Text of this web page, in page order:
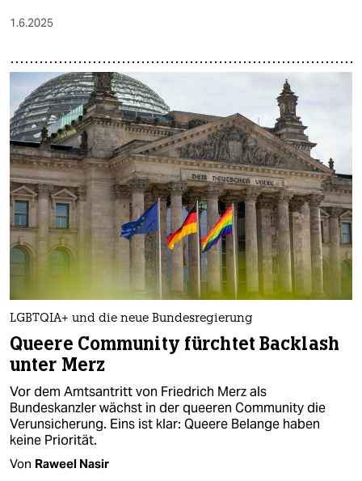
1.6.2025
LGBTQIA+ und die neue Bundesregierung
Queere Community fürchtet Backlash
unter Merz
Vor dem Amtsantritt von Friedrich Merz als
Bundeskanzler wächst in der queeren Community die
Verunsicherung. Eins ist klar: Queere Belange haben
keine Priorität.
Von Raweel Nasir